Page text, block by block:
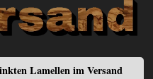
Lamellen im Versand